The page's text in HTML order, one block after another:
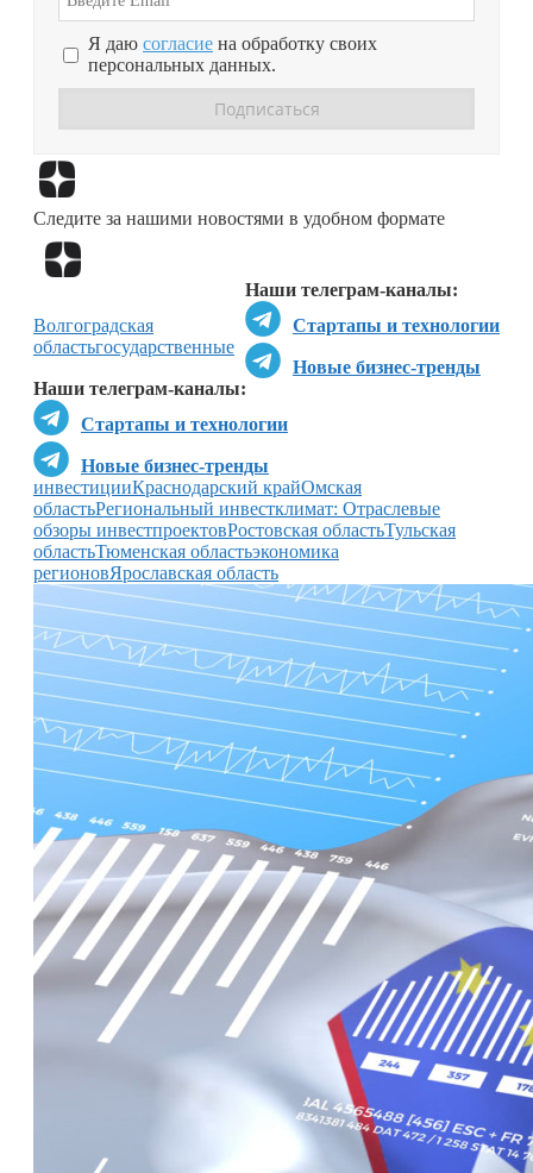
Я даю согласие на обработку своих
персональных данных.
Следите за нашими новостями в удобном формате
Наши телеграм-каналы:
Стартапы и технологии
Новые бизнес-тренды
Наши телеграм-каналы:
Стартапы и технологии
Новые бизнес-тренды
Волгоградская
областьгосударственные
инвестицииКраснодарский крайОмская
областьРегиональный инвестклимат: Отраслевые
обзоры инвестпроектовРостовская областьТульская
областьТюменская областьэкономика
регионовЯрославская область